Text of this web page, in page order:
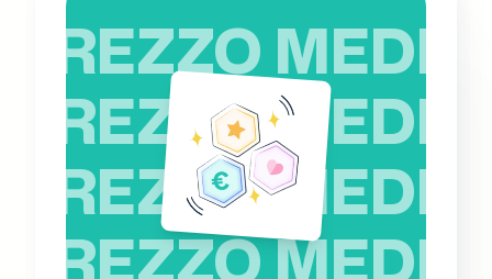
PREZZO MEDIO
PREZZO MEDIO
PREZZO MEDIO
PREZZO MEDIO